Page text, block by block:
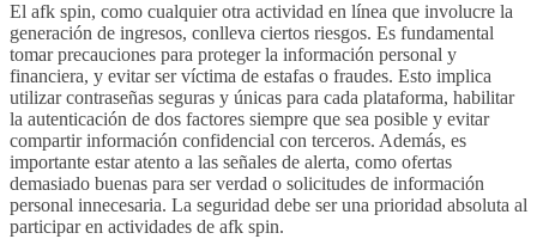
El afk spin, como cualquier otra actividad en línea que involucre la
generación de ingresos, conlleva ciertos riesgos. Es fundamental
tomar precauciones para proteger la información personal y
financiera, y evitar ser víctima de estafas o fraudes. Esto implica
utilizar contraseñas seguras y únicas para cada plataforma, habilitar
la autenticación de dos factores siempre que sea posible y evitar
compartir información confidencial con terceros. Además, es
importante estar atento a las señales de alerta, como ofertas
demasiado buenas para ser verdad o solicitudes de información
personal innecesaria. La seguridad debe ser una prioridad absoluta al
participar en actividades de afk spin.